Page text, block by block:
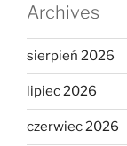
Archives
sierpień 2026
lipiec 2026
czerwiec 2026